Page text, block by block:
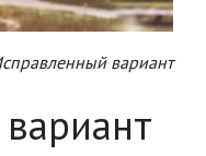
вариант